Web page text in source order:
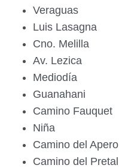
Veraguas
Luis Lasagna
Cno. Melilla
Av. Lezica
Mediodía
Guanahani
Camino Fauquet
Niña
Camino del Apero
Camino del Pretal